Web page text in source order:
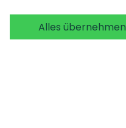
Alles übernehmen